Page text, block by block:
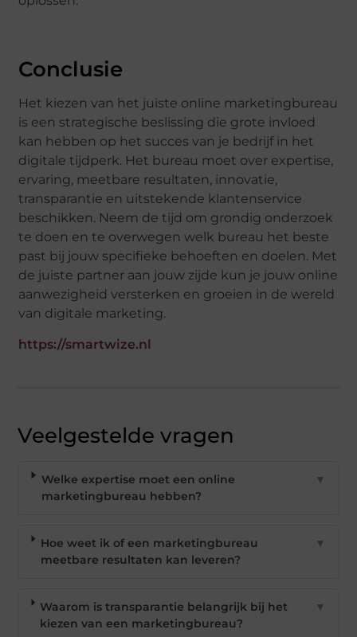
Conclusie
Het kiezen van het juiste online marketingbureau
is een strategische beslissing die grote invloed
kan hebben op het succes van je bedrijf in het
digitale tijdperk. Het bureau moet over expertise,
ervaring, meetbare resultaten, innovatie,
transparantie en uitstekende klantenservice
beschikken. Neem de tijd om grondig onderzoek
te doen en te overwegen welk bureau het beste
past bij jouw specifieke behoeften en doelen. Met
de juiste partner aan jouw zijde kun je jouw online
aanwezigheid versterken en groeien in de wereld
van digitale marketing.
https://smartwize.nl
Veelgestelde vragen
Welke expertise moet een online
marketingbureau hebben?
▼
Hoe weet ik of een marketingbureau
meetbare resultaten kan leveren?
▼
Waarom is transparantie belangrijk bij het
kiezen van een marketingbureau?
▼